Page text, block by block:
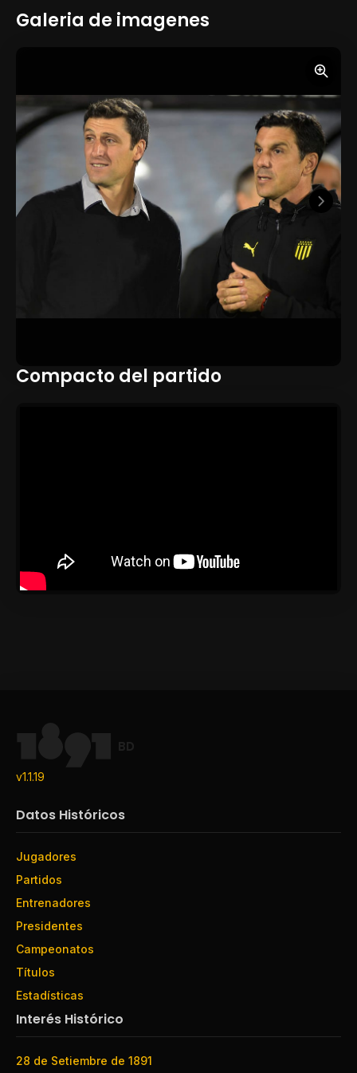
Galeria de imagenes
Compacto del partido
BD
v1.1.19
Datos Históricos
Jugadores
Partidos
Entrenadores
Presidentes
Campeonatos
Títulos
Estadísticas
Interés Histórico
28 de Setiembre de 1891